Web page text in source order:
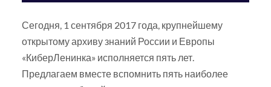
Сегодня, 1 сентября 2017 года, крупнейшему
открытому архиву знаний России и Европы
«КиберЛенинка» исполняется пять лет.
Предлагаем вместе вспомнить пять наиболее